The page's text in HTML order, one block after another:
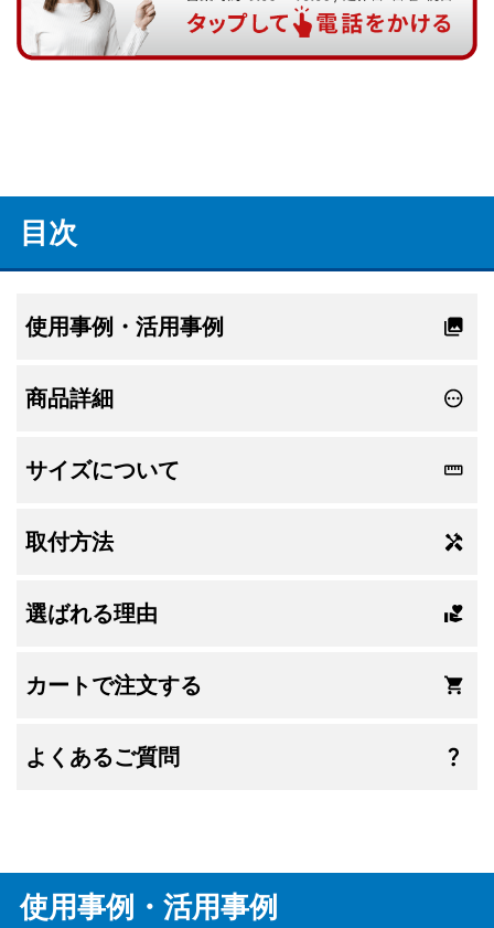
目次
使用事例・活用事例
商品詳細
サイズについて
取付方法
選ばれる理由
カートで注文する
よくあるご質問
使用事例・活用事例